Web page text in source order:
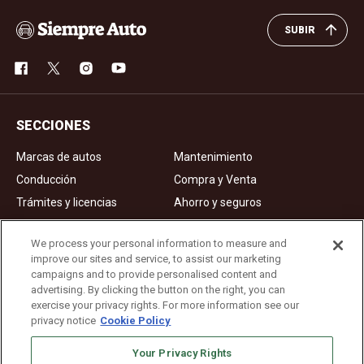
SUBIR
SECCIONES
Marcas de autos
Mantenimiento
Conducción
Compra y Venta
Trámites y licencias
Ahorro y seguros
Noticias
Videos de autos
Ad Choices
About Us
Editorial Guidelines
We process your personal information to measure and
improve our sites and service, to assist our marketing
campaigns and to provide personalised content and
advertising. By clicking the button on the right, you can
exercise your privacy rights. For more information see our
privacy notice Cookie Policy
Your Privacy Rights